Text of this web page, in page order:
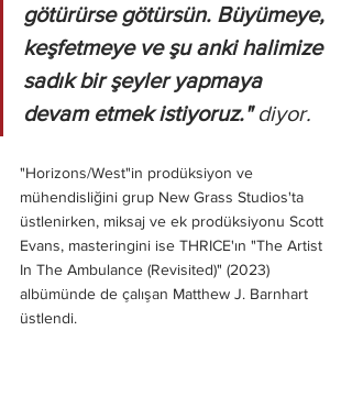
götürürse götürsün. Büyümeye,
keşfetmeye ve şu anki halimize
sadık bir şeyler yapmaya
devam etmek istiyoruz." diyor.
"Horizons/West"in prodüksiyon ve
mühendisliğini grup New Grass Studios'ta
üstlenirken, miksaj ve ek prodüksiyonu Scott
Evans, masteringini ise THRICE'ın "The Artist
In The Ambulance (Revisited)" (2023)
albümünde de çalışan Matthew J. Barnhart
üstlendi.